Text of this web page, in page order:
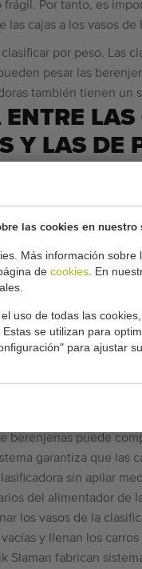
las cookies en nuestro
Más información sobre
de cookies . En
uso de todas las
se utilizan para
para ajustar
Por tanto, es
las cajas a los vasos
por peso. Las
pesar las
también tienen un
ENTRE
Y LAS DE
y las de
debe principalmente
berenjenas se
introducen en la
Las clasificadoras de
lugar de mesas
de pepinos y
productos como
berenjenas puede
garantiza que las
sin apilar
del alimentador de
los vasos de la
y llenan los
Slaman fabrican